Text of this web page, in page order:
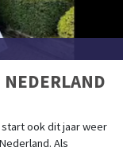
NEDERLAND
start ook dit jaar weer
Als